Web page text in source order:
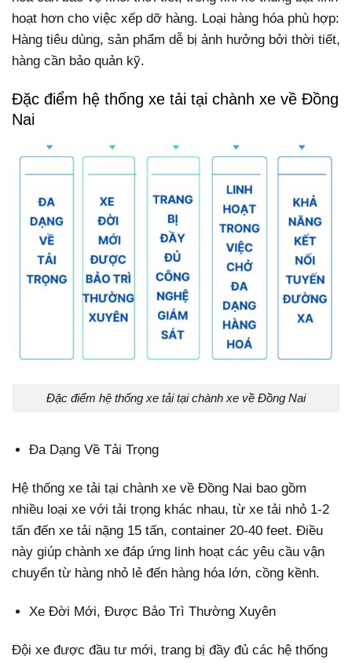
hoạt hơn cho việc xếp dỡ hàng. Loại hàng hóa phù hợp:
Hàng tiêu dùng, sản phẩm dễ bị ảnh hưởng bởi thời tiết,
hàng cần bảo quản kỹ.
Đặc điểm hệ thống xe tải tại chành xe về Đồng
Nai
Đặc điểm hệ thống xe tải tại chành xe về Đồng Nai
Đa Dạng Về Tải Trọng
Hệ thống xe tải tại chành xe về Đồng Nai bao gồm
nhiều loại xe với tải trọng khác nhau, từ xe tải nhỏ 1-2
tấn đến xe tải nặng 15 tấn, container 20-40 feet. Điều
này giúp chành xe đáp ứng linh hoạt các yêu cầu vận
chuyển từ hàng nhỏ lẻ đến hàng hóa lớn, cồng kềnh.
Xe Đời Mới, Được Bảo Trì Thường Xuyên
Đội xe được đầu tư mới, trang bị đầy đủ các hệ thống